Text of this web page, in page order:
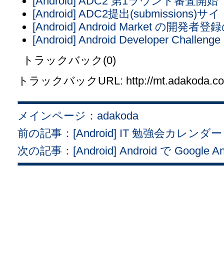
[Android] ADC2提出(submissions)サ
[Android] Android Market の開発者登
[Android] Android Developer
トラックバック(0)
トラックバックURL: http://
メインページ：adakoda
前の記事：[Android] IT 勉強会カレンダー
次の記事：[Android] Android で Google